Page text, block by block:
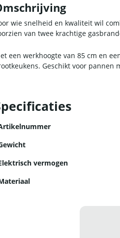
wie snelheid en kwaliteit wil
van twee krachtige
een werkhoogte van 85 cm en
Geschikt voor pannen
vermogen